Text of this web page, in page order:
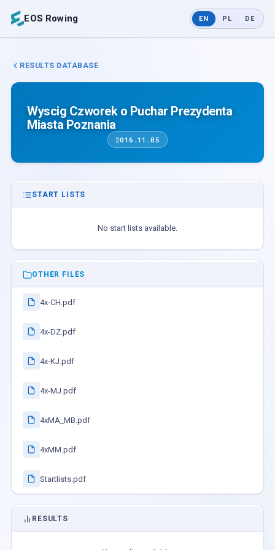
EOS Rowing EN PL DE
RESULTS DATABASE
Wyscig Czworek o Puchar Prezydenta
Miasta Poznania
2016.11.05
START LISTS
No start lists available.
OTHER FILES
4x-CH.pdf
4x-DZ.pdf
4x-KJ.pdf
4x-MJ.pdf
4xMA_MB.pdf
4xMM.pdf
Startlists.pdf
RESULTS